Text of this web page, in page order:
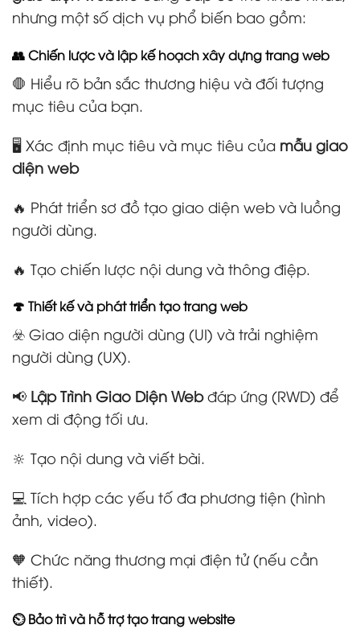
nhưng một số dịch vụ phổ biến bao gồm:
👥 Chiến lược và lập kế hoạch xây dựng trang web
🛑 Hiểu rõ bản sắc thương hiệu và đối tượng
mục tiêu của bạn.
🖥️ Xác định mục tiêu và mục tiêu của mẫu giao
diện web
🔥 Phát triển sơ đồ tạo giao diện web và luồng
người dùng.
🔥 Tạo chiến lược nội dung và thông điệp.
🍄 Thiết kế và phát triển tạo trang web
☣️ Giao diện người dùng (UI) và trải nghiệm
người dùng (UX).
📢 Lập Trình Giao Diện Webđáp ứng (RWD) để
xem di động tối ưu.
🔆 Tạo nội dung và viết bài.
💻 Tích hợp các yếu tố đa phương tiện (hình
ảnh, video).
🧡 Chức năng thương mại điện tử (nếu cần
thiết).
⏲️ Bảo trì và hỗ trợ tạo trang website